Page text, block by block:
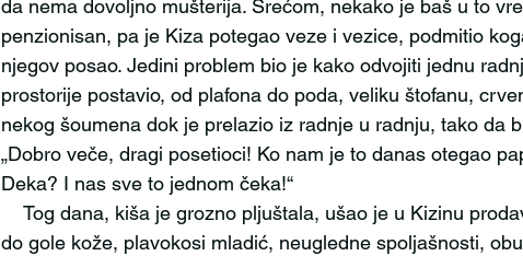
da nema dovoljno mušterija. Srećom, nekako je baš u to
penzionisan, pa je Kiza potegao veze i vezice, podmitio
njegov posao. Jedini problem bio je kako odvojiti jednu
prostorije postavio, od plafona do poda, veliku štofanu,
nekog šoumena dok je prelazio iz radnje u radnju, tako da
„Dobro veče, dragi posetioci! Ko nam je to danas otegao
Deka? I nas sve to jednom čeka!“
do gole kože, plavokosi mladić, neugledne spoljašnosti,